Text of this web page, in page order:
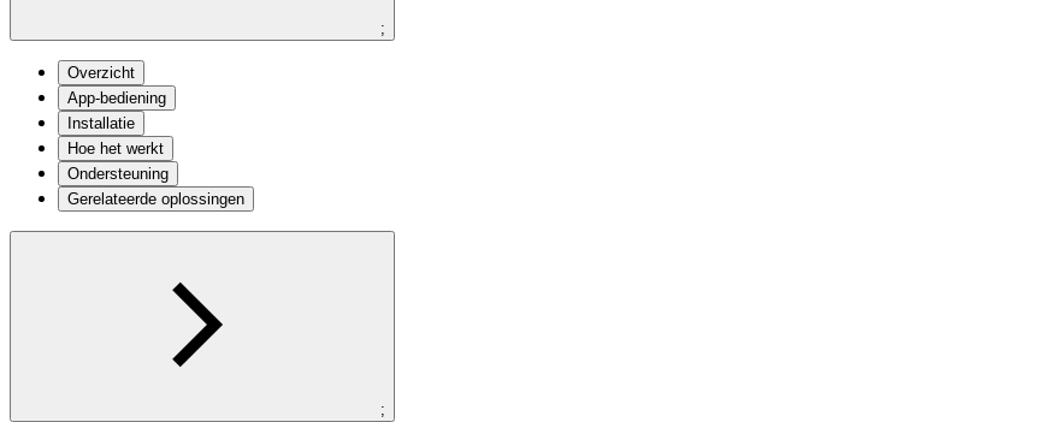
;
Overzicht
App-bediening
Installatie
Hoe het werkt
Ondersteuning
Gerelateerde oplossingen
;